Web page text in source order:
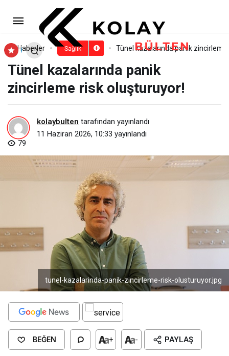
Haberler Sağlık Tünel kazalarında panik
Tünel kazalarında panik
zincirleme risk oluşturuyor!
kolaybulten tarafından yayınlandı
11 Haziran 2026, 10:33 yayınlandı
79
tunel-kazalarinda-panik-zincirleme-risk-olusturuyor.jpg
BEĞEN + - PAYLAŞ
Ağız ve diş sağlığı ile ruh sağlığı
arasında güçlü bir bağlantı var!
Yorum Yap Paylaş